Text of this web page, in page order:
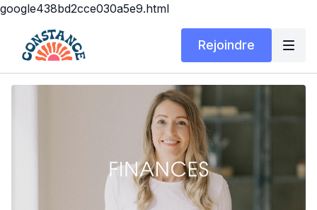
google438bd2cce030a5e9.html
Rejoindre